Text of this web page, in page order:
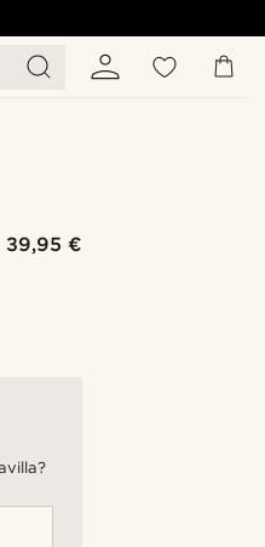
39,95 €